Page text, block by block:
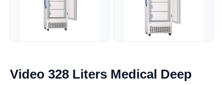
Video 328 Liters Medical Deep